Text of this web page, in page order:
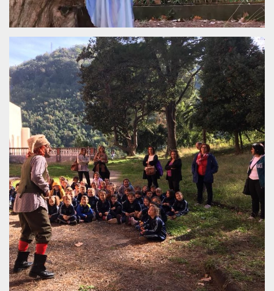
wordpress_test_cookie
Automattic
Sessione
Cookie di
Wordpress,
verifica che il
browser accetti i
cookie.
PHPSESSID
PHP.net
oooh.events
Sessione
Cookie
generato da
applicazioni
basate sul
linguaggio PHP.
Si tratta di un
identificatore
generico
utilizzato per
mantenere le
variabili di
sessione utente.
Normalmente è
un numero
generato in
modo casuale, il
modo in cui
viene utilizzato
può essere
specifico per il
sito, ma un
buon esempio è
mantenere uno
stato di accesso
per un utente
tra le pagine.